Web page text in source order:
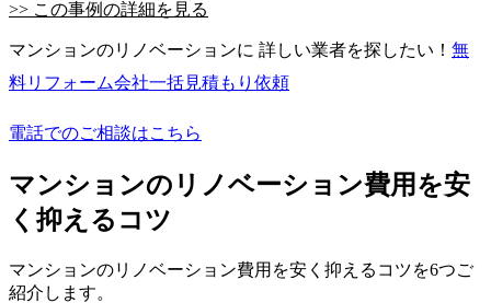
>> この事例の詳細を見る
マンションのリノベーションに 詳しい業者を探したい！ 無
料リフォーム会社一括見積もり依頼
電話でのご相談はこちら
マンションのリノベーション費用を安
く抑えるコツ
マンションのリノベーション費用を安く抑えるコツを6つご
紹介します。